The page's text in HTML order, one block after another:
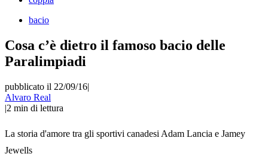
bacio
Cosa c’è dietro il famoso bacio delle
Paralimpiadi
pubblicato il 22/09/16|
Alvaro Real
|2 min di lettura
La storia d'amore tra gli sportivi canadesi Adam Lancia e Jamey
Jewells